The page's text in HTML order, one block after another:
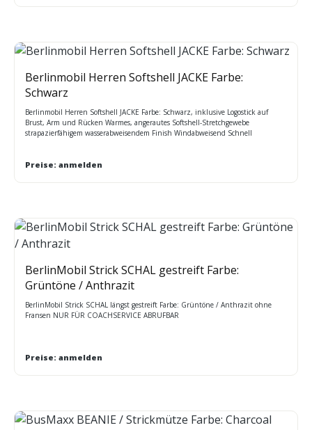
Oberweite: S 108cm M 114cm L 122cm XL 130cm 2XL 138cm 3XL 144cm 4XL
Berlinmobil Herren Softshell JACKE Farbe:
Schwarz
Berlinmobil Herren Softshell JACKE Farbe: Schwarz, inklusive Logostick auf
Brust, Arm und Rücken Warmes, angerautes Softshell-Stretchgewebe
strapazierfähigem wasserabweisendem Finish Windabweisend Schnell
zu tragen
Preise: anmelden
BerlinMobil Strick SCHAL gestreift Farbe:
Grüntöne / Anthrazit
BerlinMobil Strick SCHAL längst gestreift Farbe: Grüntöne / Anthrazit ohne
Fransen NUR FÜR COACHSERVICE ABRUFBAR
Preise: anmelden